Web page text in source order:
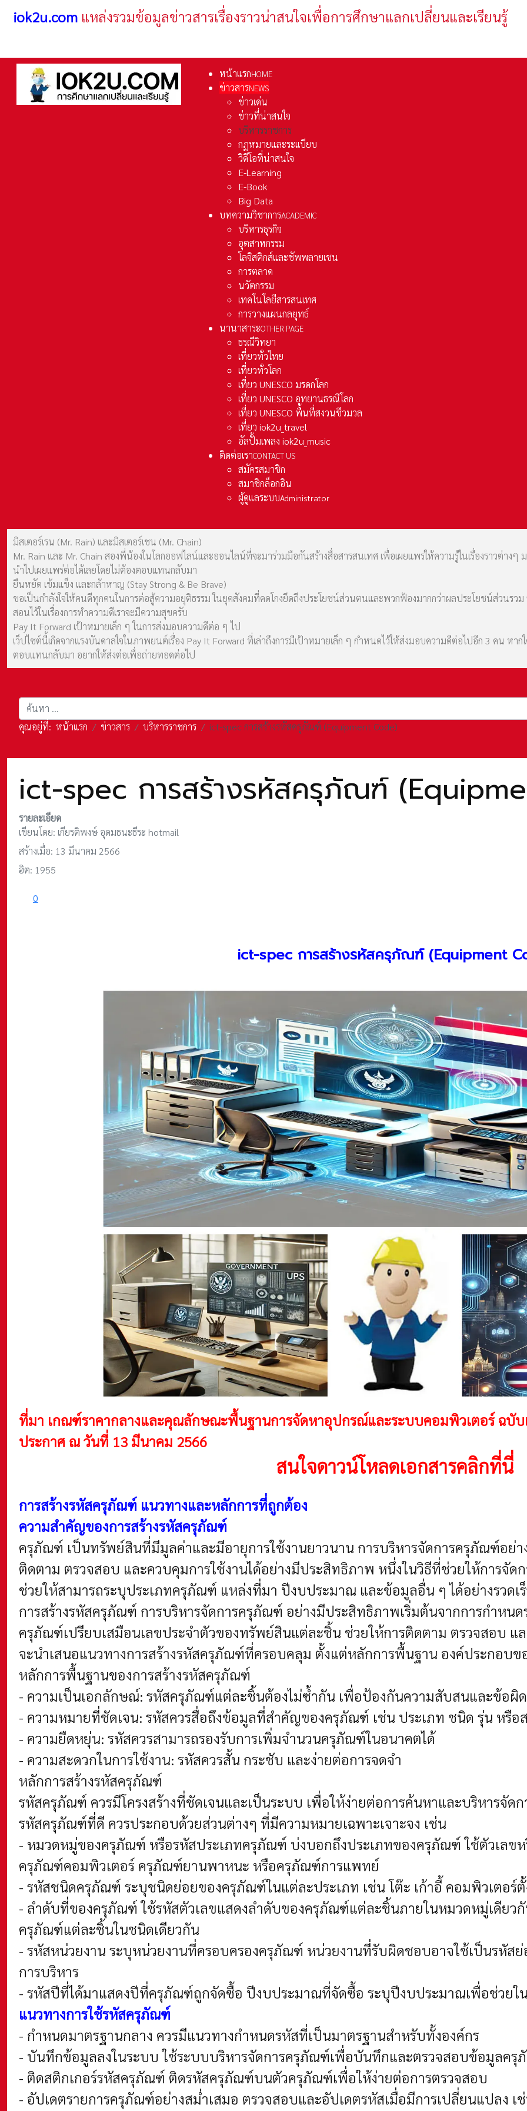
iok2u.com แหล่งรวมข้อมูลข่าวสารเรื่องราวน่าสนใจเพื่อการศึกษาแลกเปลี่ยนและเรียนรู้
หน้าแรกHOME
ข่าวสารNEWS
ข่าวเด่น
ข่าวที่น่าสนใจ
บริหารราชการ
กฏหมายและระเเบียบ
วิดีโอที่น่าสนใจ
E-Learning
E-Book
Big Data
บทความวิชาการACADEMIC
บริหารธุรกิจ
อุตสาหกรรม
โลจิสติกส์และชัพพลายเชน
การตลาด
นวัตกรรม
เทคโนโลยีสารสนเทศ
การวางแผนกลยุทธ์
นานาสาระOTHER PAGE
ธรณีวิทยา
เที่ยวทั่วไทย
เที่ยวทั่วโลก
เที่ยว UNESCO มรดกโลก
เที่ยว UNESCO อุทยานธรณีโลก
เที่ยว UNESCO พื้นที่สงวนชีวมวล
เที่ยว iok2u_travel
อัลปั้มเพลง iok2u_music
ติดต่อเราCONTACT US
สมัครสมาชิก
สมาชิกล็อกอิน
ผู้ดูแลระบบAdministrator
มิสเตอร์เรน (Mr. Rain) และมิสเตอร์เชน (Mr. Chain)
Mr. Rain และ Mr. Chain สองพี่น้องในโลกออฟไลน์และออนไลน์ที่จะมาร่วมมือกันสร้างสื่อสารสนเทศ เพื่อเผยแพร่ให้ความรู้ในเรื่องราวต่างๆ
นำไปเผยแพร่ต่อได้เลยโดยไม่ต้องตอบแทนกลับมา
ยืนหยัด เข้มแข็ง และกล้าหาญ (Stay Strong & Be Brave)
ขอเป็นกำลังใจให้คนดีทุกคนในการต่อสู้ความอยุติธรรม ในยุคสังคมที่คดโกงยึดถึงประโยชน์ส่วนตนและพวกฟ้องมากกว่าผลประโยชน์ส่วนร
สอนไว้ในเรื่องการทำความดีเราจะมีความสุขครับ
Pay It Forward เป้าหมายเล็ก ๆ ในการส่งมอบความดีต่อ ๆ ไป
เว็ปไซต์นี้เกิดจากแรงบันดาลใจในภาพยนต์เรื่อง Pay It Forward ที่เล่าถึงการมีเป้าหมายเล็ก ๆ กำหนดไว้ให้ส่งมอบความดีต่อไปอีก 3 คน หา
ตอบแทนกลับมา อยากให้ส่งต่อเพื่อถ่ายทอดต่อไป
การค้นหา
คุณอยู่ที่: หน้าแรก ข่าวสาร บริหารราชการ ict-spec การสร้างรหัสครุภัณฑ์ (Equipment Code)
ict-spec การสร้างรหัสครุภัณฑ์
รายละเอียด
เขียนโดย: เกียรติพงษ์ อุดมธนะธีระ hotmail
สร้างเมื่อ: 13 มีนาคม 2566
ฮิต: 1955
0
ict-spec การสร้างรหัสครุภัณฑ์ (Equipment
ที่มา เกณฑ์ราคากลางและคุณลักษณะพื้นฐานการจัดหาอุปกรณ์และระบบคอมพิวเตอร์ ฉบับ
ประกาศ ณ วันที่ 13 มีนาคม 2566
สนใจดาวน์โหลดเอกสารคลิกที่นี่
การสร้างรหัสครุภัณฑ์ แนวทางและหลักการที่ถูกต้อง
ความสำคัญของการสร้างรหัสครุภัณฑ์
ครุภัณฑ์ เป็นทรัพย์สินที่มีมูลค่าและมีอายุการใช้งานยาวนาน การบริหารจัดการครุภัณฑ์อย่
ติดตาม ตรวจสอบ และควบคุมการใช้งานได้อย่างมีประสิทธิภาพ หนึ่งในวิธีที่ช่วยให้การจัด
ช่วยให้สามารถระบุประเภทครุภัณฑ์ แหล่งที่มา ปีงบประมาณ และข้อมูลอื่น ๆ ได้อย่างรวดเ
การสร้างรหัสครุภัณฑ์ การบริหารจัดการครุภัณฑ์ อย่างมีประสิทธิภาพเริ่มต้นจากการกำห
ครุภัณฑ์เปรียบเสมือนเลขประจำตัวของทรัพย์สินแต่ละชิ้น ช่วยให้การติดตาม ตรวจสอบ แ
จะนำเสนอแนวทางการสร้างรหัสครุภัณฑ์ที่ครอบคลุม ตั้งแต่หลักการพื้นฐาน องค์ประกอบข
หลักการพื้นฐานของการสร้างรหัสครุภัณฑ์
- ความเป็นเอกลักษณ์: รหัสครุภัณฑ์แต่ละชิ้นต้องไม่ซ้ำกัน เพื่อป้องกันความสับสนและข้อผิ
- ความหมายที่ชัดเจน: รหัสควรสื่อถึงข้อมูลที่สำคัญของครุภัณฑ์ เช่น ประเภท ชนิด รุ่น หรือ
- ความยืดหยุ่น: รหัสควรสามารถรองรับการเพิ่มจำนวนครุภัณฑ์ในอนาคตได้
- ความสะดวกในการใช้งาน: รหัสควรสั้น กระชับ และง่ายต่อการจดจำ
หลักการสร้างรหัสครุภัณฑ์
รหัสครุภัณฑ์ ควรมีโครงสร้างที่ชัดเจนและเป็นระบบ เพื่อให้ง่ายต่อการค้นหาและบริหารจัด
รหัสครุภัณฑ์ที่ดี ควรประกอบด้วยส่วนต่างๆ ที่มีความหมายเฉพาะเจาะจง เช่น
- หมวดหมู่ของครุภัณฑ์ หรือรหัสประเภทครุภัณฑ์ บ่งบอกถึงประเภทของครุภัณฑ์ใช้ตัวเลข
ครุภัณฑ์คอมพิวเตอร์ ครุภัณฑ์ยานพาหนะ หรือครุภัณฑ์การแพทย์
- รหัสชนิดครุภัณฑ์ ระบุชนิดย่อยของครุภัณฑ์ในแต่ละประเภท เช่น โต๊ะ เก้าอี้ คอมพิวเตอร์
- ลำดับที่ของครุภัณฑ์ ใช้รหัสตัวเลขแสดงลำดับของครุภัณฑ์แต่ละชิ้นภายในหมวดหมู่เดียว
ครุภัณฑ์แต่ละชิ้นในชนิดเดียวกัน
- รหัสหน่วยงาน ระบุหน่วยงานที่ครอบครองครุภัณฑ์ หน่วยงานที่รับผิดชอบอาจใช้เป็นรหัส
การบริหาร
- รหัสปีที่ได้มาแสดงปีที่ครุภัณฑ์ถูกจัดซื้อ ปีงบประมาณที่จัดซื้อ ระบุปีงบประมาณเพื่อช่วยใ
แนวทางการใช้รหัสครุภัณฑ์
- กำหนดมาตรฐานกลาง ควรมีแนวทางกำหนดรหัสที่เป็นมาตรฐานสำหรับทั้งองค์กร
- บันทึกข้อมูลลงในระบบ ใช้ระบบบริหารจัดการครุภัณฑ์เพื่อบันทึกและตรวจสอบข้อมูลครุ
- ติดสติกเกอร์รหัสครุภัณฑ์ ติดรหัสครุภัณฑ์บนตัวครุภัณฑ์เพื่อให้ง่ายต่อการตรวจสอบ
- อัปเดตรายการครุภัณฑ์อย่างสม่ำเสมอ ตรวจสอบและอัปเดตรหัสเมื่อมีการเปลี่ยนแปลง